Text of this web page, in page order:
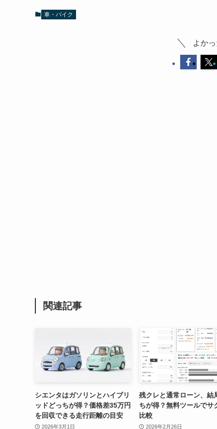
車・バイク
よか
関連記事
シエンタはガソリンとハイブリ
ッドどっちが得？価格差35万円
を回収できる走行距離の目安
2026年3月1日
残クレと通常ローン、結
ちが得？無料ツールでサ
比較
2026年2月26日